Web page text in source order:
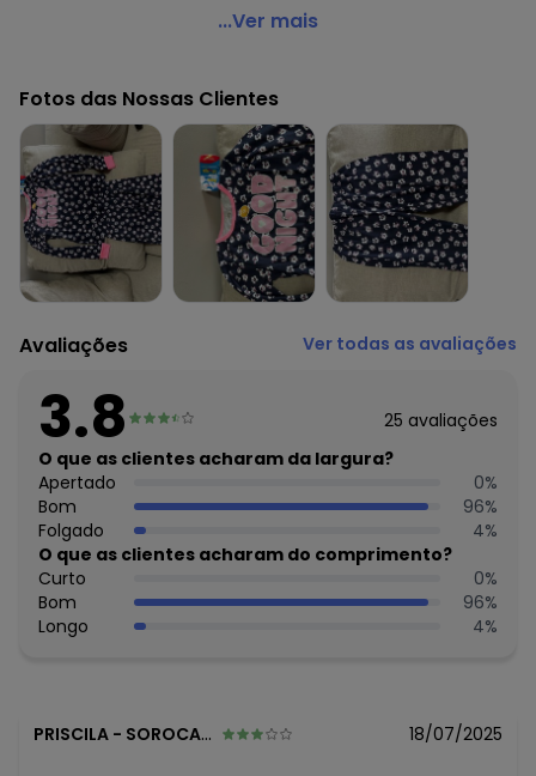
Brandili - Conjunto Malha Infantil Menina Bege
Modelagem: Ampla
Comprimento da Manga: Longa
Comprimento: Longo
Decote Frente : Redondo
Decote Costas: Redondo
Fornecedor: BRANDILI TÊXTIL LTDA / CNPJ 84.229.889/0001-
73
Feito: Brasil
Cuidados para conservação do produto: Não usar
alvejante a base de cloro
Composição: 100% ALGODÃO
Histórico de preços
O preço apresentado abaixo é o menor oferecido em
algum dia do mês, para o menor tamanho disponível.
agosto/2026
N/D*
julho/2026 N/D*
junho/2026 N/D*
maio/2026 R$ 49,95
abril/2026 R$ 49,95
março/2026 R$ 49,95
fevereiro/2026 R$ 49,95
...Ver mais
Fotos das Nossas Clientes
Avaliações Ver todas as avaliações
3.8 25 avaliações
O que as clientes acharam da largura?
Apertado
0%
Bom
96%
Folgado
4%
O que as clientes acharam do comprimento?
Curto
0%
Bom
96%
Longo
4%
PRISCILA - SOROCABA - SP 18/07/2025